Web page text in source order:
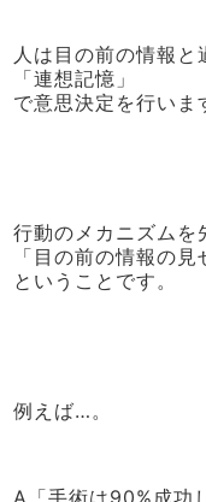
人は目の前の情報
「連想記憶」
で意思決定を行いま
行動のメカニズムを
「目の前の情報の見
ということです。
例えば…。
A「手術は90%成功